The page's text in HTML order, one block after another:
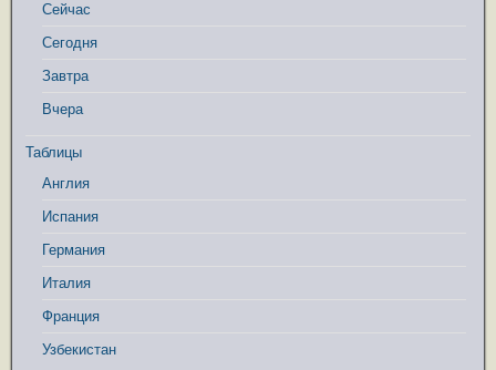
Сейчас
Сегодня
Завтра
Вчера
Таблицы
Англия
Испания
Германия
Италия
Франция
Узбекистан